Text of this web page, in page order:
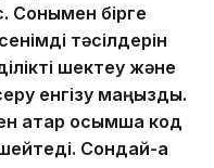
Сонымен бірге
тәсілдерін
шектеу және
енгізу маңызды.
қатар қосымша код
Сондай-ақ